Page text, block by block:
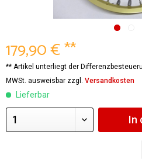
179,90 € **
** Artikel unterliegt der
MWSt. ausweisbar zzgl. Versandkosten
Lieferbar
In